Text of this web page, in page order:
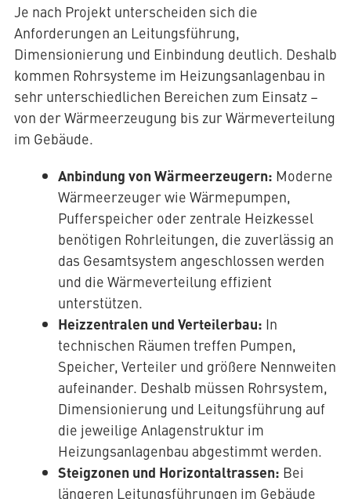
Je nach Projekt unterscheiden sich die
Anforderungen an Leitungsführung,
Dimensionierung und Einbindung deutlich. Deshalb
kommen Rohrsysteme im Heizungsanlagenbau in
sehr unterschiedlichen Bereichen zum Einsatz –
von der Wärmeerzeugung bis zur Wärmeverteilung
im Gebäude.
Anbindung von Wärmeerzeugern: Moderne
Wärmeerzeuger wie Wärmepumpen,
Pufferspeicher oder zentrale Heizkessel
benötigen Rohrleitungen, die zuverlässig an
das Gesamtsystem angeschlossen werden
und die Wärmeverteilung effizient
unterstützen.
Heizzentralen und Verteilerbau: In
technischen Räumen treffen Pumpen,
Speicher, Verteiler und größere Nennweiten
aufeinander. Deshalb müssen Rohrsystem,
Dimensionierung und Leitungsführung auf
die jeweilige Anlagenstruktur im
Heizungsanlagenbau abgestimmt werden.
Steigzonen und Horizontaltrassen: Bei
längeren Leitungsführungen im Gebäude